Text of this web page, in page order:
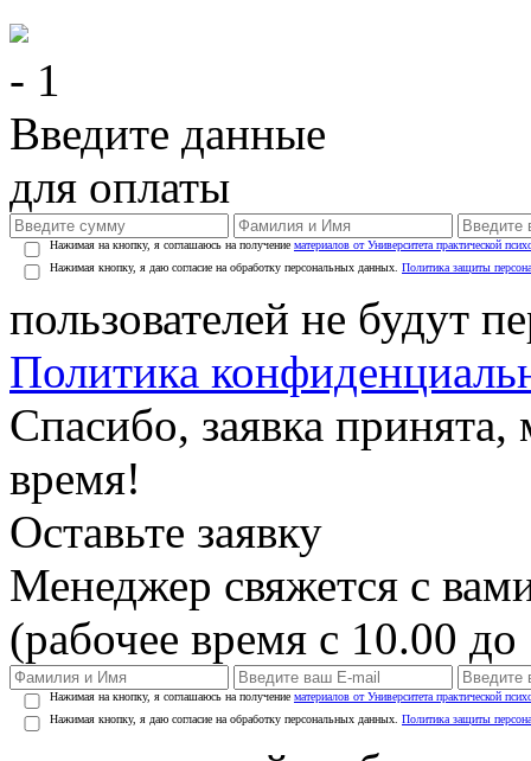
- 1
Введите данные
для оплаты
Нажимая на кнопку, я соглашаюсь на получение материалов от Университета практической
Нажимая кнопку, я даю согласие на обработку персональных данных. Политика защиты
пользователей не будут
Политика
Спасибо, заявка
время!
Оставьте заявку
Менеджер свяжется с
(рабочее время с 10.00
Нажимая на кнопку, я соглашаюсь на получение материалов от Университета практической
Нажимая кнопку, я даю согласие на обработку персональных данных. Политика защиты